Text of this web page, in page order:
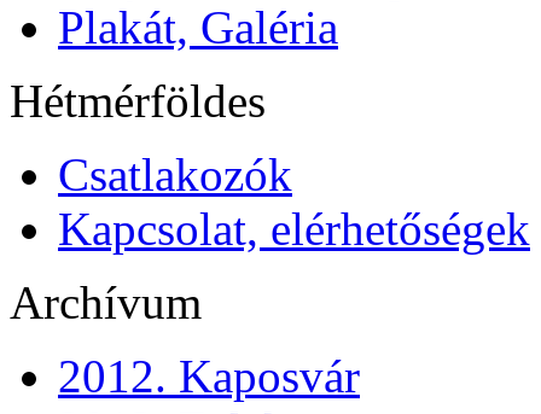
Plakát, Galéria
Hétmérföldes
Csatlakozók
Kapcsolat, elérhetőségek
Archívum
2012. Kaposvár